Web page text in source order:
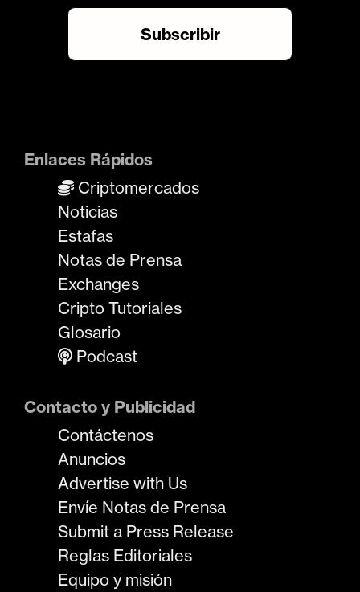
Enlaces Rápidos
Criptomercados
Noticias
Estafas
Notas de Prensa
Exchanges
Cripto Tutoriales
Glosario
Podcast
Contacto y Publicidad
Contáctenos
Anuncios
Advertise with Us
Envíe Notas de Prensa
Submit a Press Release
Reglas Editoriales
Equipo y misión